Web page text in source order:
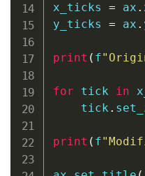
x_ticks = ax .
y_ticks = ax .
print ( f
for tick in
    tick
.
print ( f